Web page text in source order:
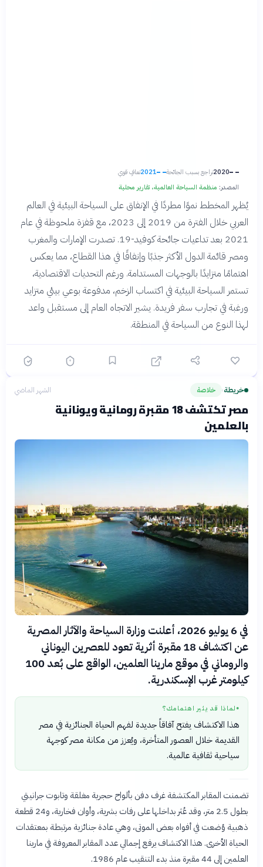
2020تراجع بسبب الجائحة 2021تعافٍ قوي
المصدر: منظمة السياحة العالمية، تقارير محلية
يُظهر المخطط نموًا مطردًا في الإنفاق على السياحة البيئية في العالم
العربي خلال الفترة من 2019 إلى 2023، مع قفزة ملحوظة في عام
2021 بعد تداعيات جائحة كوفيد-19. تصدرت الإمارات والمغرب
ومصر قائمة الدول الأكثر جذبًا وإنفاقًا في هذا القطاع، مما يعكس
اهتمامًا متزايدًا بالوجهات المستدامة. ورغم التحديات الاقتصادية،
تستمر السياحة البيئية في اكتساب الزخم، مدفوعة بوعي بيئي متزايد
ورغبة في تجارب سفر فريدة. يشير الاتجاه العام إلى مستقبل واعد
لهذا النوع من السياحة في المنطقة.
خريطة› خلاصة الشهر الماضي
مصر تكتشف 18 مقبرة رومانية ويونانية
بالعلمين
في 6 يوليو 2026، أعلنت وزارة السياحة والآثار المصرية
عن اكتشاف 18 مقبرة أثرية تعود للعصرين اليوناني
والروماني في موقع مارينا العلمين، الواقع على بُعد 100
كيلومتر غرب الإسكندرية.
● لماذا قد يثير اهتمامك؟
هذا الاكتشاف يفتح آفاقاً جديدة لفهم الحياة الجنائزية في مصر
القديمة خلال العصور المتأخرة، ويُعزز من مكانة مصر كوجهة
سياحية ثقافية عالمية.
تضمنت المقابر المكتشفة غرف دفن بألواح حجرية مغلقة وتابوت جرانيتي
بطول 2.5 متر، وقد عُثر بداخلها على رفات بشرية، وأوان فخارية، و24 قطعة
ذهبية وُضعت في أفواه بعض الموتى، وهي عادة جنائزية مرتبطة بمعتقدات
الحياة الأخرى. هذا الاكتشاف يرفع إجمالي عدد المقابر المعروفة في مارينا
العلمين إلى 44 مقبرة منذ بدء التنقيب عام 1986.